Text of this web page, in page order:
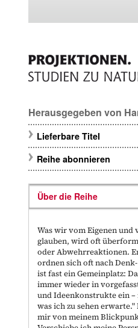
Herausgegeben von
Lieferbare Titel
Reihe abonnieren
Über die Reihe
Was wir vom Eigenen und
glauben, wird oft
oder Abwehrreaktionen.
ordnen sich oft nach
ist fast ein Gemeinplatz:
immer wieder in
und Ideenkonstrukte ein –
was ich zu sehen
mir von meinem